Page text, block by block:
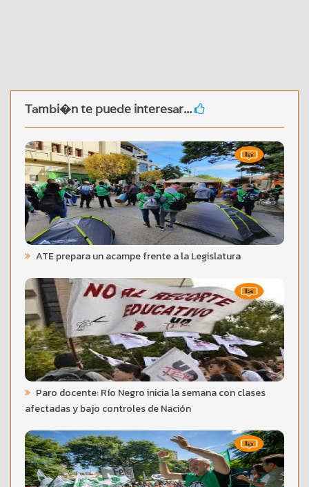
Tambi�n te puede interesar...
ATE prepara un acampe frente a la Legislatura
Paro docente: Río Negro inicia la semana con clases
afectadas y bajo controles de Nación